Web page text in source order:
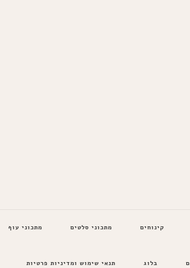
קינוחים מתכוני סלטים מתכוני עוף
בלוג תנאי שימוש ומדיניות פרטיות